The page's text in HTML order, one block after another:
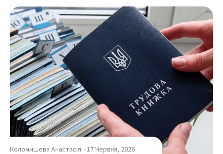
Коломишева Анастасія -17 Червня, 2026